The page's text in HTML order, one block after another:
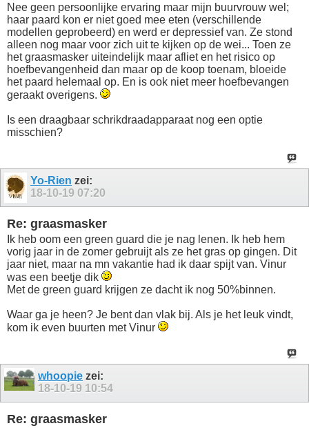
Nee geen persoonlijke ervaring maar mijn buurvrouw wel;
haar paard kon er niet goed mee eten (verschillende
modellen geprobeerd) en werd er depressief van. Ze stond
alleen nog maar voor zich uit te kijken op de wei... Toen ze
het graasmasker uiteindelijk maar afliet en het risico op
hoefbevangenheid dan maar op de koop toenam, bloeide
het paard helemaal op. En is ook niet meer hoefbevangen
geraakt overigens.
Is een draagbaar schrikdraadapparaat nog een optie
misschien?
Yo-Rien zei:
18-10-19 07:20
Re: graasmasker
Ik heb oom een green guard die je nag lenen. Ik heb hem
vorig jaar in de zomer gebruijt als ze het gras op gingen. Dit
jaar niet, maar na mn vakantie had ik daar spijt van. Vinur
was een beetje dik
Met de green guard krijgen ze dacht ik nog 50%binnen.
Waar ga je heen? Je bent dan vlak bij. Als je het leuk vindt,
kom ik even buurten met Vinur
whoopie zei:
18-10-19 10:54
Re: graasmasker